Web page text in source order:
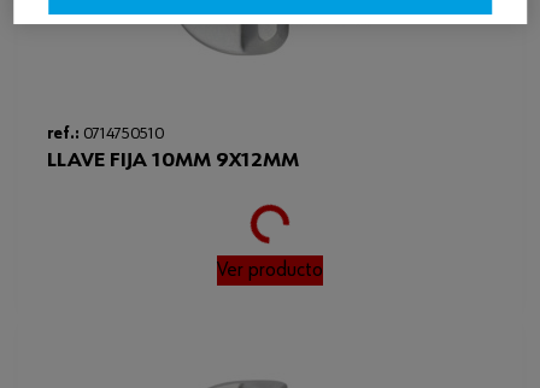
ref.: 0714750510
LLAVE FIJA 10MM 9X12MM
Loading...
Ver producto